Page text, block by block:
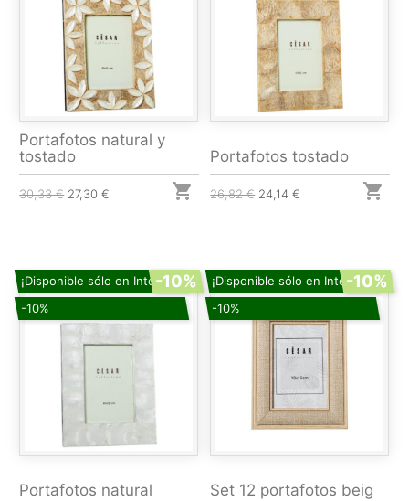
Portafotos natural y
tostado
30,33 € 27,30 € 
Portafotos tostado
26,82 € 24,14 € 
¡Disponible sólo en Internet!
-10%
-10%
Portafotos natural
¡Disponible sólo en Internet!
-10%
-10%
Set 12 portafotos beig